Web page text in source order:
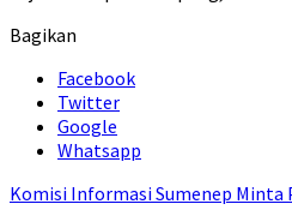
Bagikan
Facebook
Twitter
Google
Whatsapp
Komisi Informasi Sumenep